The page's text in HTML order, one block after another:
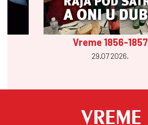
Vreme 1856-1857
29.07 2026.